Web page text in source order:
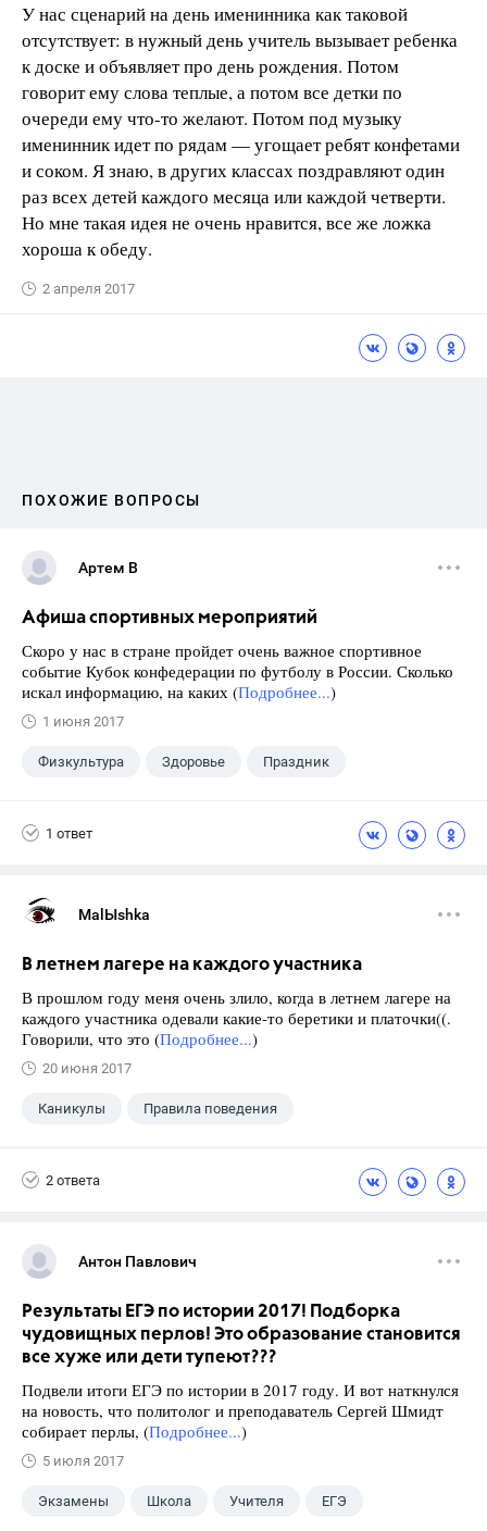
У нас сценарий на день именинника как таковой
отсутствует: в нужный день учитель вызывает ребенка
к доске и объявляет про день рождения. Потом
говорит ему слова теплые, а потом все детки по
очереди ему что-то желают. Потом под музыку
именинник идет по рядам — угощает ребят конфетами
и соком. Я знаю, в других классах поздравляют один
раз всех детей каждого месяца или каждой четверти.
Но мне такая идея не очень нравится, все же ложка
хороша к обеду.
2 апреля 2017
ПОХОЖИЕ ВОПРОСЫ
Артем В
Афиша спортивных мероприятий
Скоро у нас в стране пройдет очень важное спортивное
событие Кубок конфедерации по футболу в России. Сколько
искал информацию, на каких (Подробнее...)
1 июня 2017
Физкультура Здоровье Праздник
1 ответ
MalЫshka
В летнем лагере на каждого участника
В прошлом году меня очень злило, когда в летнем лагере на
каждого участника одевали какие-то беретики и платочки((.
Говорили, что это (Подробнее...)
20 июня 2017
Каникулы Правила поведения
2 ответа
Антон Павлович
Результаты ЕГЭ по истории 2017! Подборка
чудовищных перлов! Это образование становится
все хуже или дети тупеют???
Подвели итоги ЕГЭ по истории в 2017 году. И вот наткнулся
на новость, что политолог и преподаватель Сергей Шмидт
собирает перлы, (Подробнее...)
5 июля 2017
Экзамены Школа Учителя ЕГЭ